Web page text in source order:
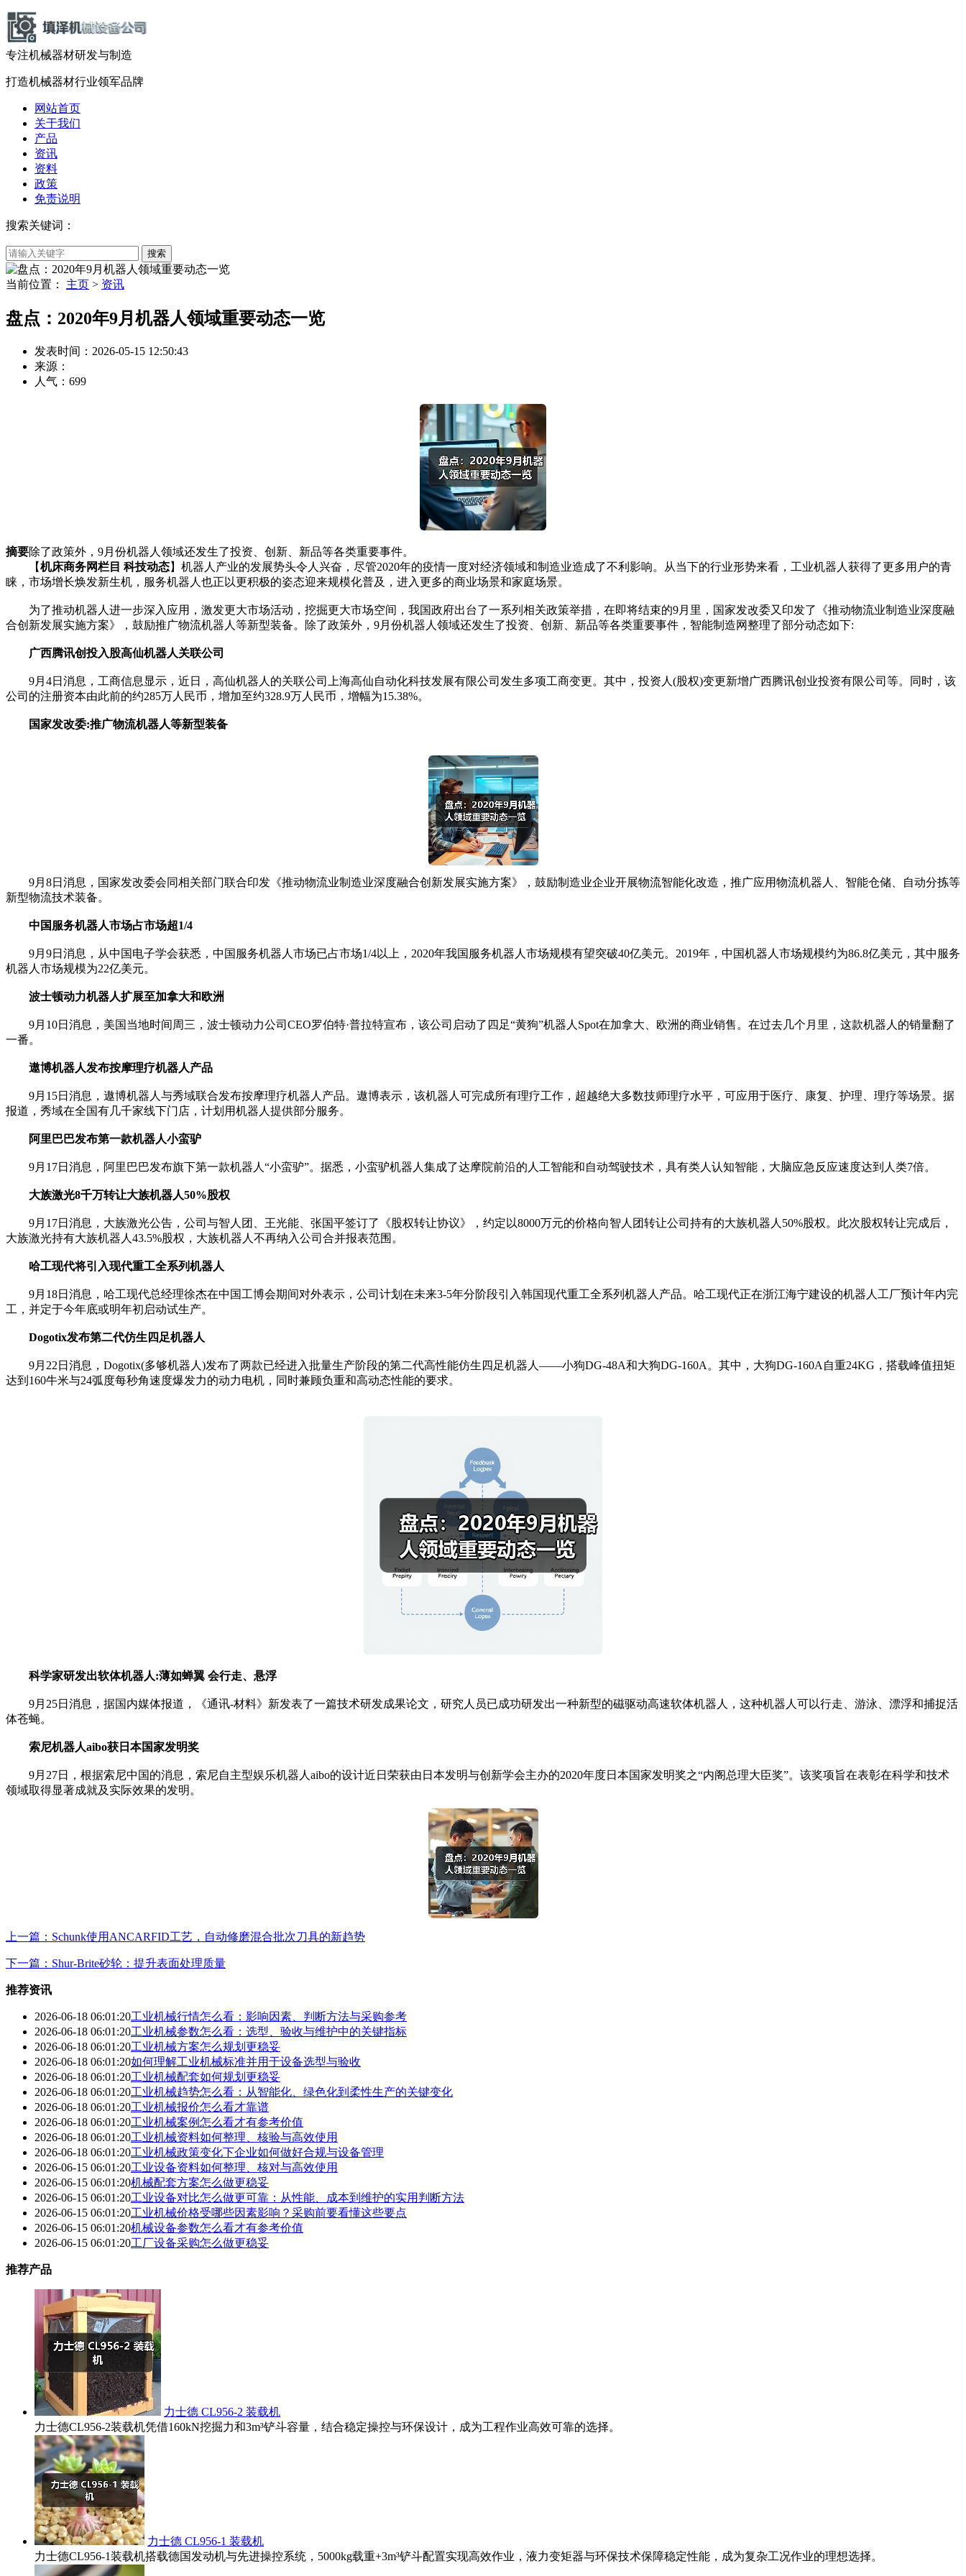
专注机械器材研发与制造
打造机械器材行业领军品牌
网站首页
关于我们
产品
资讯
资料
政策
免责说明
搜索关键词：
当前位置： 主页 > 资讯
盘点：2020年9月机器人领域重要动态一览
发表时间：2026-05-15 12:50:43
来源：
人气： 699
摘要除了政策外，9月份机器人领域还发生了投资、创新、新品等各类重要事件。
【机床商务网栏目 科技动态】机器人产业的发展势头令人兴奋，尽管2020年的疫情一度对经济领域和制造业造成了不利影响。从当下的行业形势来看，工业机器人获得了更多用户的青
睐，市场增长焕发新生机，服务机器人也正以更积极的姿态迎来规模化普及，进入更多的商业场景和家庭场景。
为了推动机器人进一步深入应用，激发更大市场活动，挖掘更大市场空间，我国政府出台了一系列相关政策举措，在即将结束的9月里，国家发改委又印发了《推动物流业制造业深度融
合创新发展实施方案》，鼓励推广物流机器人等新型装备。除了政策外，9月份机器人领域还发生了投资、创新、新品等各类重要事件，智能制造网整理了部分动态如下:
广西腾讯创投入股高仙机器人关联公司
9月4日消息，工商信息显示，近日，高仙机器人的关联公司上海高仙自动化科技发展有限公司发生多项工商变更。其中，投资人(股权)变更新增广西腾讯创业投资有限公司等。同时，该
公司的注册资本由此前的约285万人民币，增加至约328.9万人民币，增幅为15.38%。
国家发改委:推广物流机器人等新型装备
9月8日消息，国家发改委会同相关部门联合印发《推动物流业制造业深度融合创新发展实施方案》，鼓励制造业企业开展物流智能化改造，推广应用物流机器人、智能仓储、自动分拣等
新型物流技术装备。
中国服务机器人市场占市场超1/4
9月9日消息，从中国电子学会获悉，中国服务机器人市场已占市场1/4以上，2020年我国服务机器人市场规模有望突破40亿美元。2019年，中国机器人市场规模约为86.8亿美元，其中服务
机器人市场规模为22亿美元。
波士顿动力机器人扩展至加拿大和欧洲
9月10日消息，美国当地时间周三，波士顿动力公司CEO罗伯特·普拉特宣布，该公司启动了四足“黄狗”机器人Spot在加拿大、欧洲的商业销售。在过去几个月里，这款机器人的销量翻了
一番。
遨博机器人发布按摩理疗机器人产品
9月15日消息，遨博机器人与秀域联合发布按摩理疗机器人产品。遨博表示，该机器人可完成所有理疗工作，超越绝大多数技师理疗水平，可应用于医疗、康复、护理、理疗等场景。据
报道，秀域在全国有几千家线下门店，计划用机器人提供部分服务。
阿里巴巴发布第一款机器人小蛮驴
9月17日消息，阿里巴巴发布旗下第一款机器人“小蛮驴”。据悉，小蛮驴机器人集成了达摩院前沿的人工智能和自动驾驶技术，具有类人认知智能，大脑应急反应速度达到人类7倍。
大族激光8千万转让大族机器人50%股权
9月17日消息，大族激光公告，公司与智人团、王光能、张国平签订了《股权转让协议》，约定以8000万元的价格向智人团转让公司持有的大族机器人50%股权。此次股权转让完成后，
大族激光持有大族机器人43.5%股权，大族机器人不再纳入公司合并报表范围。
哈工现代将引入现代重工全系列机器人
9月18日消息，哈工现代总经理徐杰在中国工博会期间对外表示，公司计划在未来3-5年分阶段引入韩国现代重工全系列机器人产品。哈工现代正在浙江海宁建设的机器人工厂预计年内完
工，并定于今年底或明年初启动试生产。
Dogotix发布第二代仿生四足机器人
9月22日消息，Dogotix(多够机器人)发布了两款已经进入批量生产阶段的第二代高性能仿生四足机器人——小狗DG-48A和大狗DG-160A。其中，大狗DG-160A自重24KG，搭载峰值扭矩
达到160牛米与24弧度每秒角速度爆发力的动力电机，同时兼顾负重和高动态性能的要求。
科学家研发出软体机器人:薄如蝉翼 会行走、悬浮
9月25日消息，据国内媒体报道，《通讯-材料》新发表了一篇技术研发成果论文，研究人员已成功研发出一种新型的磁驱动高速软体机器人，这种机器人可以行走、游泳、漂浮和捕捉活
体苍蝇。
索尼机器人aibo获日本国家发明奖
9月27日，根据索尼中国的消息，索尼自主型娱乐机器人aibo的设计近日荣获由日本发明与创新学会主办的2020年度日本国家发明奖之“内阁总理大臣奖”。该奖项旨在表彰在科学和技术
领域取得显著成就及实际效果的发明。
上一篇：Schunk使用ANCARFID工艺，自动修磨混合批次刀具的新趋势
下一篇：Shur-Brite砂轮：提升表面处理质量
推荐资讯
2026-06-18 06:01:20工业机械行情怎么看：影响因素、判断方法与采购参考
2026-06-18 06:01:20工业机械参数怎么看：选型、验收与维护中的关键指标
2026-06-18 06:01:20工业机械方案怎么规划更稳妥
2026-06-18 06:01:20如何理解工业机械标准并用于设备选型与验收
2026-06-18 06:01:20工业机械配套如何规划更稳妥
2026-06-18 06:01:20工业机械趋势怎么看：从智能化、绿色化到柔性生产的关键变化
2026-06-18 06:01:20工业机械报价怎么看才靠谱
2026-06-18 06:01:20工业机械案例怎么看才有参考价值
2026-06-18 06:01:20工业机械资料如何整理、核验与高效使用
2026-06-18 06:01:20工业机械政策变化下企业如何做好合规与设备管理
2026-06-15 06:01:20工业设备资料如何整理、核对与高效使用
2026-06-15 06:01:20机械配套方案怎么做更稳妥
2026-06-15 06:01:20工业设备对比怎么做更可靠：从性能、成本到维护的实用判断方法
2026-06-15 06:01:20工业机械价格受哪些因素影响？采购前要看懂这些要点
2026-06-15 06:01:20机械设备参数怎么看才有参考价值
2026-06-15 06:01:20工厂设备采购怎么做更稳妥
推荐产品
力士德 CL956-2 装载机
力士德CL956-2装载机凭借160kN挖掘力和3m³铲斗容量，结合稳定操控与环保设计，成为工程作业高效可靠的选择。
力士德 CL956-1 装载机
力士德CL956-1装载机搭载德国发动机与先进操控系统，5000kg载重+3m³铲斗配置实现高效作业，液力变矩器与环保技术保障稳定性能，成为复杂工况作业的理想选择。